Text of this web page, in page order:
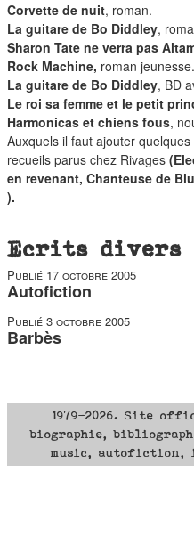
Corvette de nuit, roman.
La guitare de Bo Diddley,
Sharon Tate ne verra pas
Rock Machine, roman jeunesse.
La guitare de Bo Diddley, BD
Le roi sa femme et le petit
Harmonicas et chiens fous,
Auxquels il faut ajouter
recueils parus chez Rivages
en revenant, Chanteuse de
).
Ecrits divers
Publié 17 octobre 2005
Autofiction
Publié 3 octobre 2005
Barbès
1979-2026. Site
biographie,
music, autofiction,